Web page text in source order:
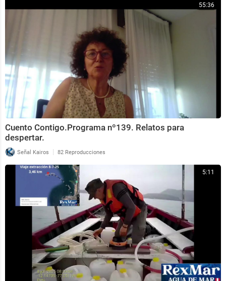
55:36
Cuento Contigo.Programa nº139. Relatos para
despertar.
Señal Kairos | 82 Reproducciones
5:11